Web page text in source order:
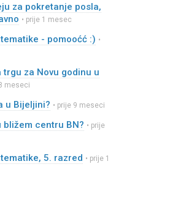
za pokretanje posla,
• prije 1 mesec
- pomooćć :) •
trgu za Novu godinu u
meseci
u Bijeljini? • prije 9 meseci
bližem centru BN? • prije
5. razred • prije 1